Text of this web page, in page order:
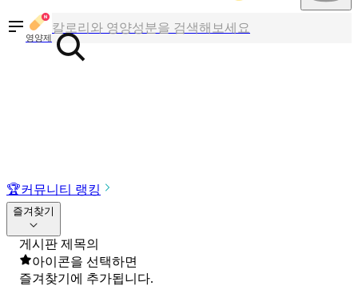
영양제
칼로리와 영양성분을 검색해보세요
혈당 · 다이어트 음식 검색해보세요
🏆커뮤니티 랭킹
즐겨찾기
게시판 제목의
아이콘을 선택하면
즐겨찾기에 추가됩니다.